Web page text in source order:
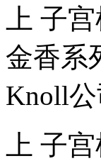
上 子
金香系
Knoll公
上 子